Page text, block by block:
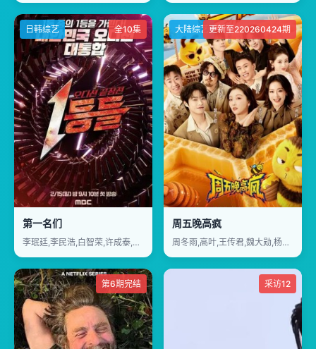
日韩综艺 全10集
第一名们
李珉廷,李民浩,白智荣,许成泰,朴智贤,金采源
大陆综艺 更新至220260424期
周五晚高疯
周冬雨,高叶,王传君,魏大勋,杨迪,付航,周奇,汪铎,祝绪丹
第6期完结 采访12